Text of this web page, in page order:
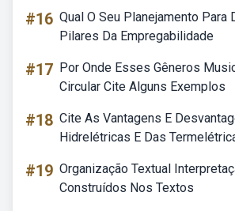
#16 Qual O Seu Planejamento Para
Pilares Da Empregabilidade
#17 Por Onde Esses Gêneros
Circular Cite Alguns Exemplos
#18 Cite As Vantagens E
Hidrelétricas E Das
#19 Organização Textual
Construídos Nos Textos